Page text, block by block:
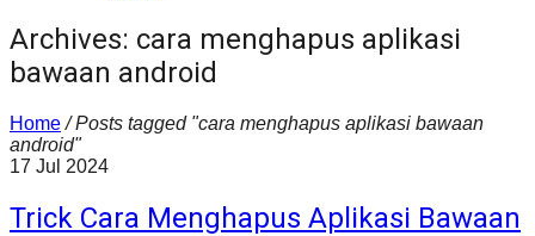
Archives: cara menghapus aplikasi
bawaan android
Home / Posts tagged "cara menghapus aplikasi bawaan
android"
17 Jul 2024
Trick Cara Menghapus Aplikasi Bawaan